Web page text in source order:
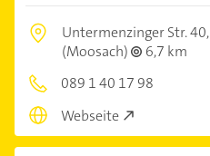
Untermenzinger Str. 40,
(Moosach)
6,7 km
089 1 40 17 98
Webseite